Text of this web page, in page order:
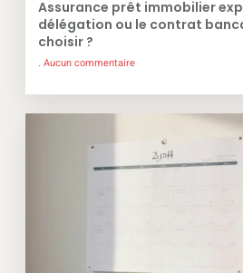
Assurance prêt immobilier
délégation ou le contrat
choisir ?
Aucun commentaire